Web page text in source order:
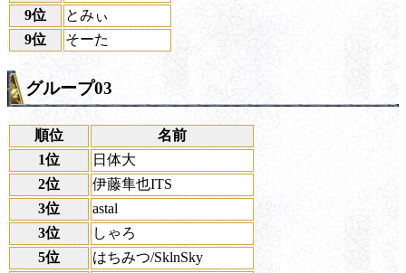
9位
とみぃ
9位
そーた
グループ03
順位
名前
1位
日体大
2位
伊藤隼也ITS
3位
astal
3位
しゃろ
5位
はちみつ/SklnSky